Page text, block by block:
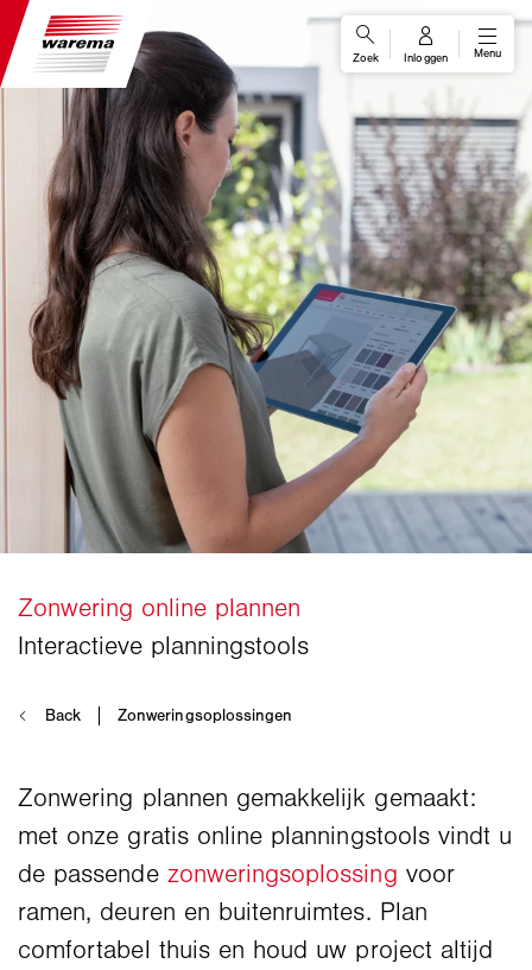
Zonwering plannen gemakkelijk gemaakt:
met onze gratis online planningstools vindt u
de passende zonweringsoplossing voor
ramen, deuren en buitenruimtes. Plan
comfortabel thuis en houd uw project altijd